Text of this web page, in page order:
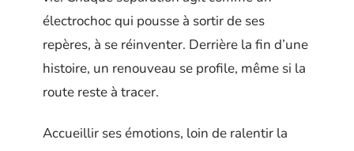
électrochoc qui pousse à sortir de ses
repères, à se réinventer. Derrière la fin d’une
histoire, un renouveau se profile, même si la
route reste à tracer.
Accueillir ses émotions, loin de ralentir la